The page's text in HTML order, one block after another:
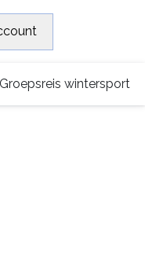
Groepsreis wintersport